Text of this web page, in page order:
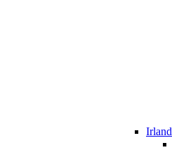
Irland